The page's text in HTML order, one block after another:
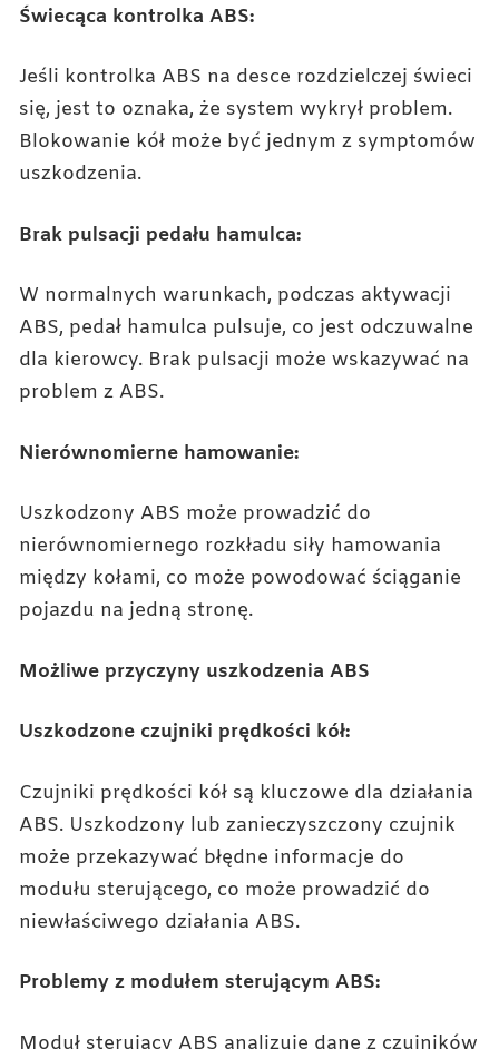
Świecąca kontrolka ABS:
Jeśli kontrolka ABS na desce rozdzielczej świeci
się, jest to oznaka, że system wykrył problem.
Blokowanie kół może być jednym z symptomów
uszkodzenia.
Brak pulsacji pedału hamulca:
W normalnych warunkach, podczas aktywacji
ABS, pedał hamulca pulsuje, co jest odczuwalne
dla kierowcy. Brak pulsacji może wskazywać na
problem z ABS.
Nierównomierne hamowanie:
Uszkodzony ABS może prowadzić do
nierównomiernego rozkładu siły hamowania
między kołami, co może powodować ściąganie
pojazdu na jedną stronę.
Możliwe przyczyny uszkodzenia ABS
Uszkodzone czujniki prędkości kół:
Czujniki prędkości kół są kluczowe dla działania
ABS. Uszkodzony lub zanieczyszczony czujnik
może przekazywać błędne informacje do
modułu sterującego, co może prowadzić do
niewłaściwego działania ABS.
Problemy z modułem sterującym ABS:
Moduł sterujący ABS analizuje dane z czujników